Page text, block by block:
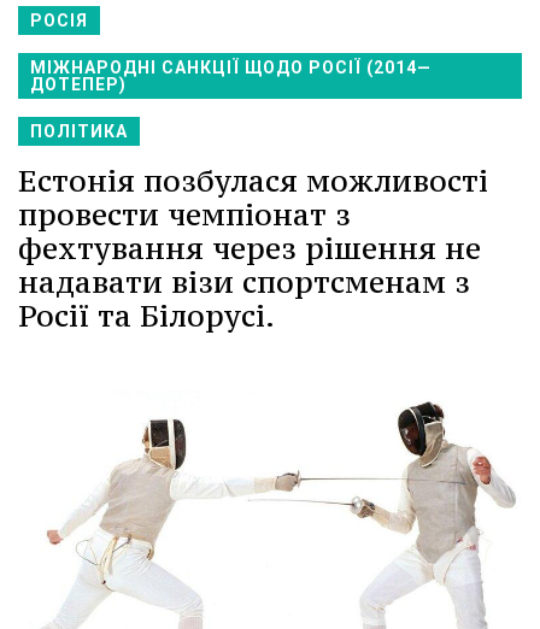
РОСІЯ
МІЖНАРОДНІ САНКЦІЇ ЩОДО РОСІЇ (2014—
ДОТЕПЕР)
ПОЛІТИКА
Естонія позбулася можливості
провести чемпіонат з
фехтування через рішення не
надавати візи спортсменам з
Росії та Білорусі.